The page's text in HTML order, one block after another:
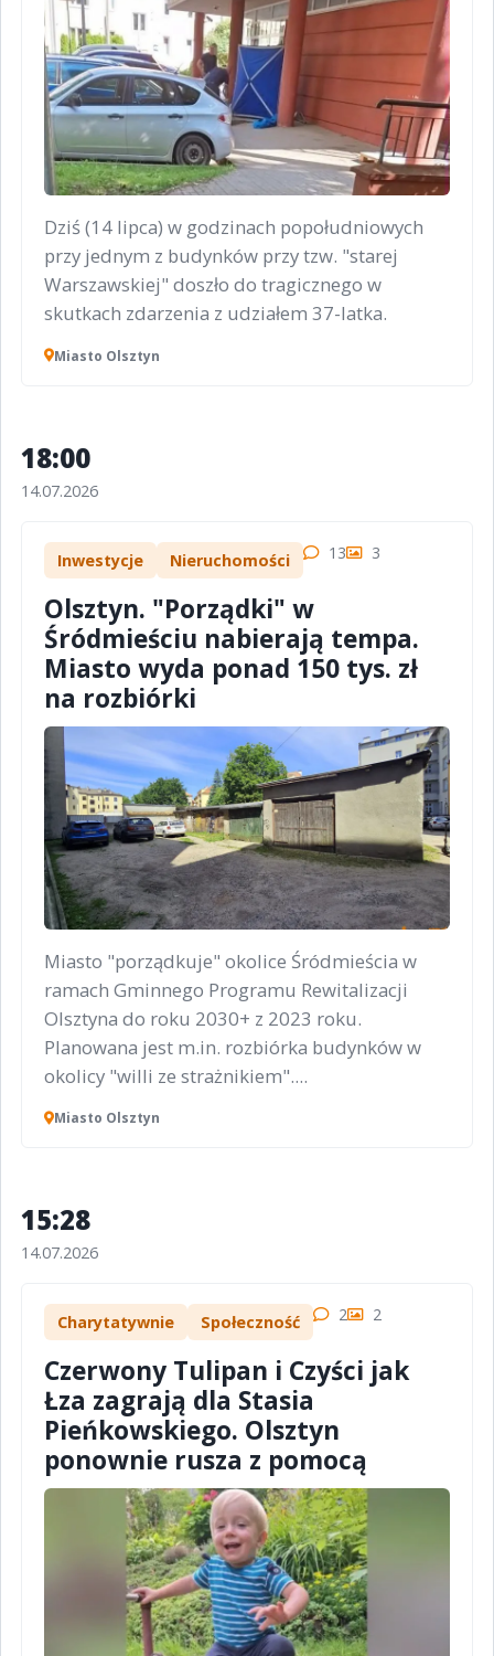
Dziś (14 lipca) w godzinach popołudniowych
przy jednym z budynków przy tzw. "starej
Warszawskiej" doszło do tragicznego w
skutkach zdarzenia z udziałem 37-latka.
Miasto Olsztyn
18:00
14.07.2026
Inwestycje Nieruchomości 13 3
Olsztyn. "Porządki" w
Śródmieściu nabierają tempa.
Miasto wyda ponad 150 tys. zł
na rozbiórki
Miasto "porządkuje" okolice Śródmieścia w
ramach Gminnego Programu Rewitalizacji
Olsztyna do roku 2030+ z 2023 roku.
Planowana jest m.in. rozbiórka budynków w
okolicy "willi ze strażnikiem"....
Miasto Olsztyn
15:28
14.07.2026
Charytatywnie Społeczność 2 2
Czerwony Tulipan i Czyści jak
Łza zagrają dla Stasia
Pieńkowskiego. Olsztyn
ponownie rusza z pomocą